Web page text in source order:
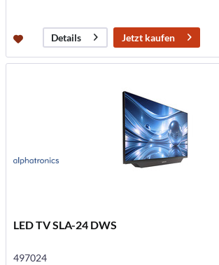
Details Jetzt kaufen
LED TV SLA-24 DWS
497024